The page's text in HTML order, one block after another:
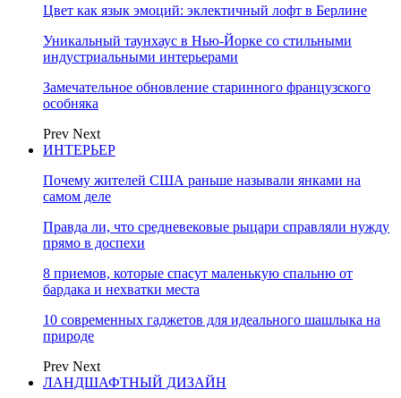
Цвет как язык эмоций: эклектичный лофт в Берлине
Уникальный таунхаус в Нью-Йорке со стильными
индустриальными интерьерами
Замечательное обновление старинного французского
особняка
Prev Next
ИНТЕРЬЕР
Почему жителей США раньше называли янками на
самом деле
Правда ли, что средневековые рыцари справляли нужду
прямо в доспехи
8 приемов, которые спасут маленькую спальню от
бардака и нехватки места
10 современных гаджетов для идеального шашлыка на
природе
Prev Next
ЛАНДШАФТНЫЙ ДИЗАЙН